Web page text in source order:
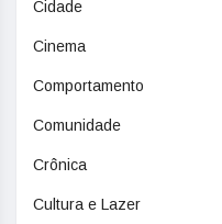
Cidade
Cinema
Comportamento
Comunidade
Crônica
Cultura e Lazer